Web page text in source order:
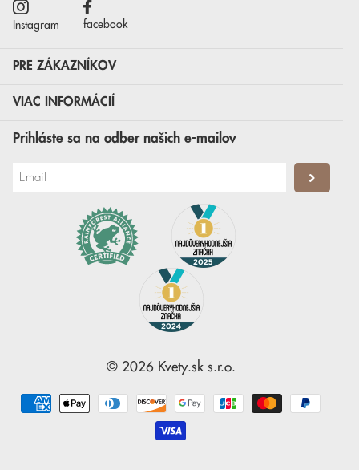
Instagram facebook
PRE ZÁKAZNÍKOV
VIAC INFORMÁCIÍ
Prihláste sa na odber našich e-mailov
© 2026 Kvety.sks.r.o.